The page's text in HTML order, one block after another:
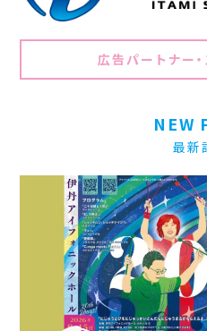
広告パートナー
NEW
最新